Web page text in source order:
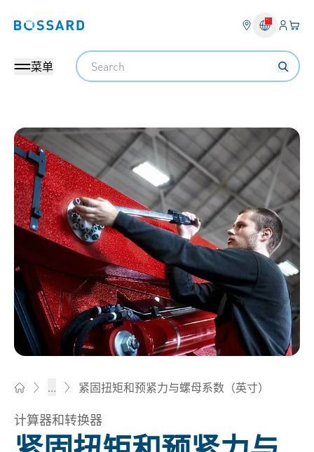
Bossard homepage 登入
您
菜单
Search
... 紧固扭矩和预紧力与螺母系数（英寸）
计算器和转换器